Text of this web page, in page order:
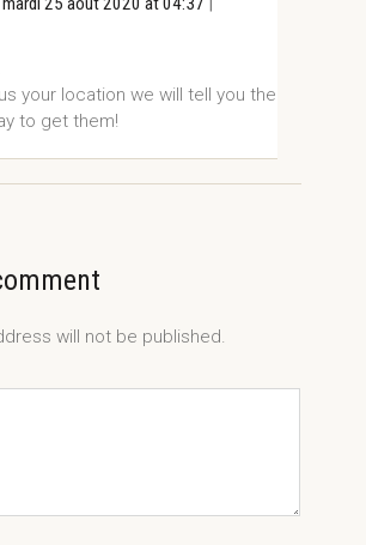
your location we will tell you the
to get them!
will not be published.